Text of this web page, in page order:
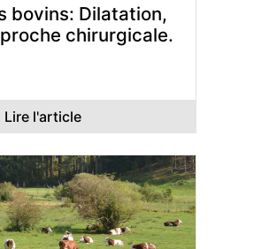
bovins: Dilatation,
chirurgicale.
Lire l'article